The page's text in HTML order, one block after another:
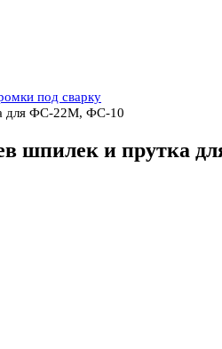
под сварку
для ФС-22М, ФС-10
шпилек и прутка